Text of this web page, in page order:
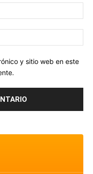
y sitio web en este